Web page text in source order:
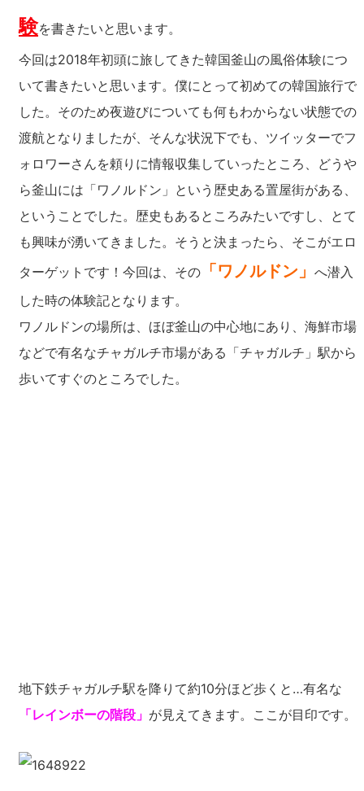
験を書きたいと思います。
今回は2018年初頭に旅してきた韓国釜山の風俗体験につ
いて書きたいと思います。僕にとって初めての韓国旅行で
した。そのため夜遊びについても何もわからない状態での
渡航となりましたが、そんな状況下でも、ツイッターでフ
ォロワーさんを頼りに情報収集していったところ、どうや
ら釜山には「ワノルドン」という歴史ある置屋街がある、
ということでした。歴史もあるところみたいですし、とて
も興味が湧いてきました。そうと決まったら、そこがエロ
ターゲットです！今回は、その 「ワノルドン」 へ潜入
した時の体験記となります。
ワノルドンの場所は、ほぼ釜山の中心地にあり、海鮮市場
などで有名なチャガルチ市場がある「チャガルチ」駅から
歩いてすぐのところでした。
地下鉄チャガルチ駅を降りて約10分ほど歩くと…有名な
「レインボーの階段」 が見えてきます。ここが目印です。